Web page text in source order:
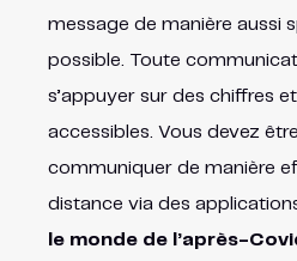
message de manière aussi
possible. Toute
s’appuyer sur des chiffres
accessibles. Vous devez
communiquer de manière
distance via des
le monde de l’après-